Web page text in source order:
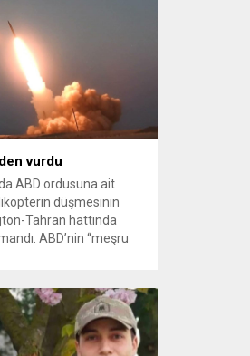
topladı. Ünlü şarkıcı
ilçesinde çöpten
vurdu
ABD ordusuna ait
düşmesinin
Tahran hattında
ABD’nin “meşru
Muhafızları
Amerikan askeri
sert karşılık verdi.
saldırısına anında